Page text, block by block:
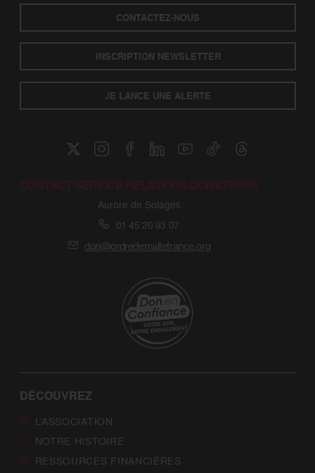
CONTACTEZ-NOUS
INSCRIPTION NEWSLETTER
JE LANCE UNE ALERTE
CONTACT SERVICE RELATIONS DONATEURS
Aurore de Solages
01 45 20 93 07
don@ordredemaltefrance.org
DÉCOUVREZ
L’ASSOCIATION
NOTRE HISTOIRE
RESSOURCES FINANCIÈRES